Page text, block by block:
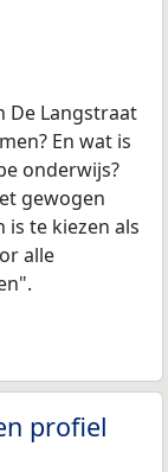
De Langstraat
En wat is
onderwijs?
gewogen
te kiezen als
alle
profiel